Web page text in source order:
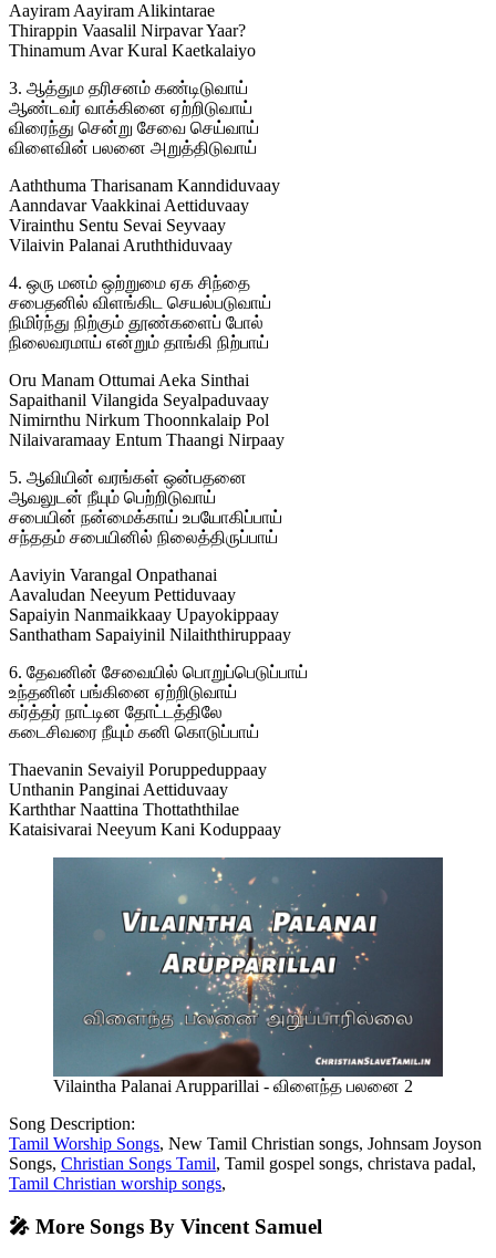
Aayiram Aayiram Alikintarae
Thirappin Vaasalil Nirpavar Yaar?
Thinamum Avar Kural Kaetkalaiyo
3. ஆத்தும தரிசனம் கண்டிடுவாய்
ஆண்டவர் வாக்கினை ஏற்றிடுவாய்
விரைந்து சென்று சேவை செய்வாய்
விளைவின் பலனை அறுத்திடுவாய்
Aaththuma Tharisanam Kanndiduvaay
Aanndavar Vaakkinai Aettiduvaay
Virainthu Sentu Sevai Seyvaay
Vilaivin Palanai Aruththiduvaay
4. ஒரு மனம் ஒற்றுமை ஏக சிந்தை
சபைதனில் விளங்கிட செயல்படுவாய்
நிமிர்ந்து நிற்கும் தூண்களைப் போல்
நிலைவரமாய் என்றும் தாங்கி நிற்பாய்
Oru Manam Ottumai Aeka Sinthai
Sapaithanil Vilangida Seyalpaduvaay
Nimirnthu Nirkum Thoonnkalaip Pol
Nilaivaramaay Entum Thaangi Nirpaay
5. ஆவியின் வரங்கள் ஒன்பதனை
ஆவலுடன் நீயும் பெற்றிடுவாய்
சபையின் நன்மைக்காய் உபயோகிப்பாய்
சந்ததம் சபையினில் நிலைத்திருப்பாய்
Aaviyin Varangal Onpathanai
Aavaludan Neeyum Pettiduvaay
Sapaiyin Nanmaikkaay Upayokippaay
Santhatham Sapaiyinil Nilaiththiruppaay
6. தேவனின் சேவையில் பொறுப்பெடுப்பாய்
உந்தனின் பங்கினை ஏற்றிடுவாய்
கர்த்தர் நாட்டின தோட்டத்திலே
கடைசிவரை நீயும் கனி கொடுப்பாய்
Thaevanin Sevaiyil Poruppeduppaay
Unthanin Panginai Aettiduvaay
Karththar Naattina Thottaththilae
Kataisivarai Neeyum Kani Koduppaay
Vilaintha Palanai Arupparillai - விளைந்த பலனை 2
Song Description:
Tamil Worship Songs, New Tamil Christian songs, Johnsam Joyson
Songs, Christian Songs Tamil, Tamil gospel songs, christava padal,
Tamil Christian worship songs,
🎤 More Songs By Vincent Samuel